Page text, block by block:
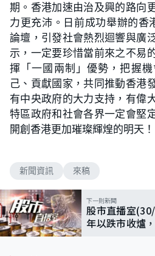
期。香港加速由治及興的路向
力更充沛。日前成功舉辦的香
論壇，引發社會熱烈迴響與廣
示，一定要珍惜當前來之不易
揮「一國兩制」優勢，把握
己、貢獻國家，共同推動香港
有中央政府的大力支持，有偉
特區政府和社會各界一定會堅
開創香港更加璀璨輝煌的明天！
新聞資訊 來稿
下一則新聞
股市直播室(30/06/
年以跌市收爐